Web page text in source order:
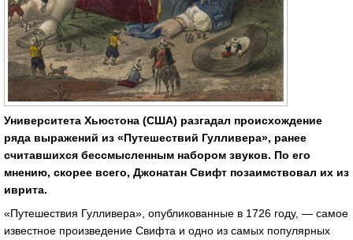
Университета Хьюстона (США) разгадал происхождение
ряда выражений из «Путешествий Гулливера», ранее
считавшихся бессмысленным набором звуков. По его
мнению, скорее всего, Джонатан Свифт позаимствовал их из
иврита.
«Путешествия Гулливера», опубликованные в 1726 году, — самое
известное произведение Свифта и одно из самых популярных